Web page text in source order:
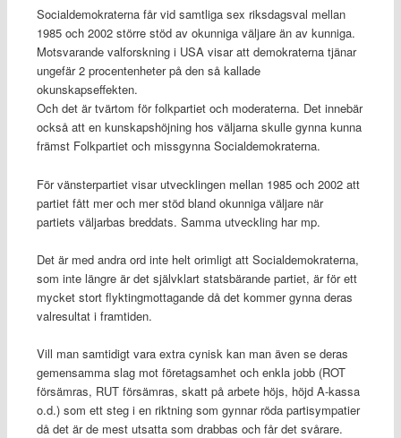
Socialdemokraterna får vid samtliga sex riksdagsval mellan
1985 och 2002 större stöd av okunniga väljare än av kunniga.
Motsvarande valforskning i USA visar att demokraterna tjänar
ungefär 2 procentenheter på den så kallade
okunskapseffekten.
Och det är tvärtom för folkpartiet och moderaterna. Det innebär
också att en kunskapshöjning hos väljarna skulle gynna kunna
främst Folkpartiet och missgynna Socialdemokraterna.
För vänsterpartiet visar utvecklingen mellan 1985 och 2002 att
partiet fått mer och mer stöd bland okunniga väljare när
partiets väljarbas breddats. Samma utveckling har mp.
Det är med andra ord inte helt orimligt att Socialdemokraterna,
som inte längre är det självklart statsbärande partiet, är för ett
mycket stort flyktingmottagande då det kommer gynna deras
valresultat i framtiden.
Vill man samtidigt vara extra cynisk kan man även se deras
gemensamma slag mot företagsamhet och enkla jobb (ROT
försämras, RUT försämras, skatt på arbete höjs, höjd A-kassa
o.d.) som ett steg i en riktning som gynnar röda partisympatier
då det är de mest utsatta som drabbas och får det svårare.